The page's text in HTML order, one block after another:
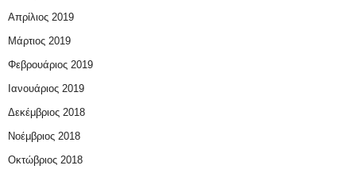
Απρίλιος 2019
Μάρτιος 2019
Φεβρουάριος 2019
Ιανουάριος 2019
Δεκέμβριος 2018
Νοέμβριος 2018
Οκτώβριος 2018